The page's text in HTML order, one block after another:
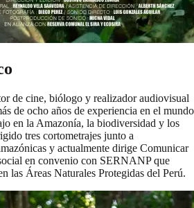
de cine, biólogo y realizador audiovisual
de ocho años de experiencia en el mundo
en la Amazonía, la biodiversidad y los
tres cortometrajes junto a
y actualmente dirige Comunicar
en convenio con SERNANP que
las Áreas Naturales Protegidas del Perú.